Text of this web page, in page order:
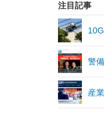
注目記事
警
産